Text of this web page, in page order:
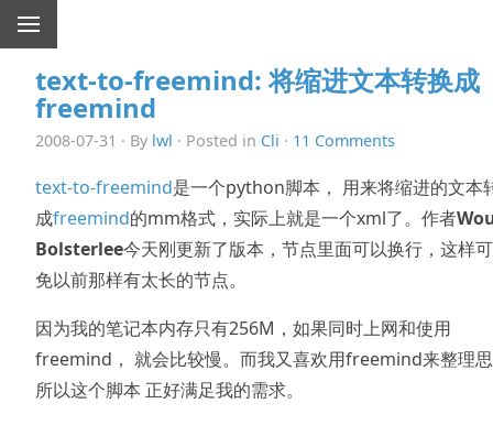
text-to-freemind: 将缩进文本转换成
freemind
2008-07-31 · By lwl · Posted in Cli · 11 Comments
text-to-freemind是一个python脚本， 用来将缩进的文本
成freemind的mm格式，实际上就是一个xml了。作者
Bolsterlee今天刚更新了版本，节点里面可以换行，这样
免以前那样有太长的节点。
因为我的笔记本内存只有256M，如果同时上网和使用
freemind， 就会比较慢。而我又喜欢用freemind来整理
所以这个脚本 正好满足我的需求。